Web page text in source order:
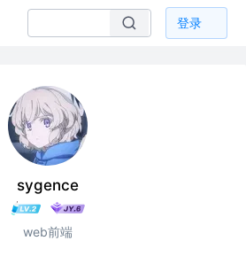
登录
sygence
web前端